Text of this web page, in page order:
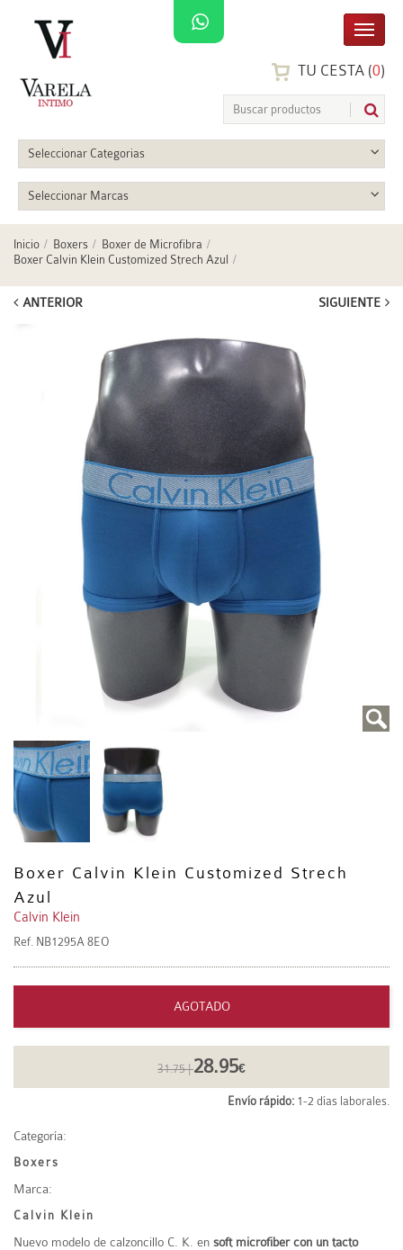
TU CESTA (0)
Seleccionar Categorias
Seleccionar Marcas
Inicio Boxers
Boxer de Microfibra
Boxer Calvin Klein Customized Strech Azul
ANTERIOR SIGUIENTE
Boxer Calvin Klein Customized Strech
Azul
Calvin Klein
Ref. NB1295A 8EO
AGOTADO
31.75 |28.95€
Envío rápido: 1-2 días laborales.
Categoría:
Boxers
Marca:
Calvin Klein
Nuevo modelo de calzoncillo C. K. en soft microfiber con un tacto